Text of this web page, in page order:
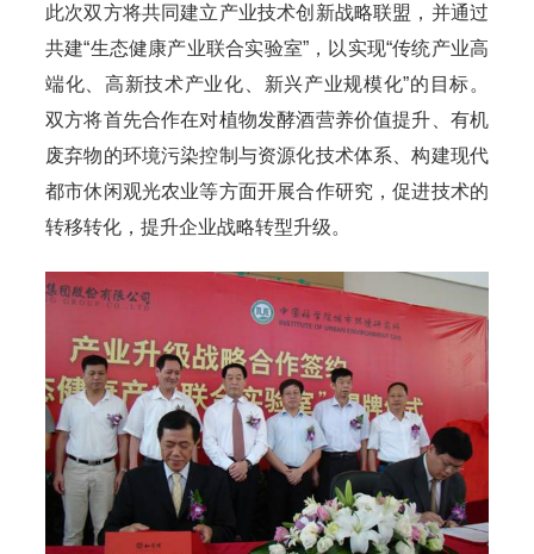
此次双方将共同建立产业技术创新战略联盟，并通过
共建“生态健康产业联合实验室”，以实现“传统产业高
端化、高新技术产业化、新兴产业规模化”的目标。
双方将首先合作在对植物发酵酒营养价值提升、有机
废弃物的环境污染控制与资源化技术体系、构建现代
都市休闲观光农业等方面开展合作研究，促进技术的
转移转化，提升企业战略转型升级。